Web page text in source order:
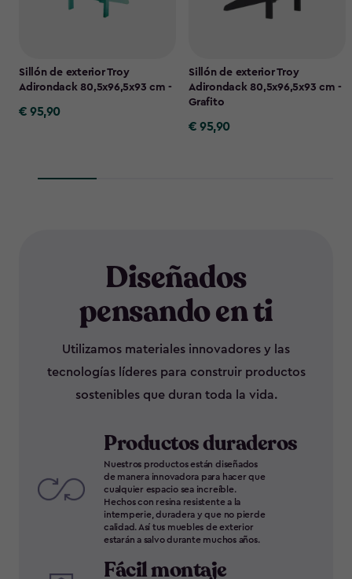
Sillón de exterior Troy
Adirondack 80,5x96,5x93 cm -
€
€ 95,90
Sillón de exterior Troy
Adirondack 80,5x96,5x93 cm -
Grafito
€
€ 95,90
Diseñados
pensando en ti
Utilizamos materiales innovadores y las
tecnologías líderes para construir productos
sostenibles que duran toda la vida.
Productos duraderos
Nuestros productos están diseñados
de manera innovadora para hacer que
cualquier espacio sea increíble.
Hechos con resina resistente a la
intemperie, duradera y que no pierde
calidad. Así tus muebles de exterior
estarán a salvo durante muchos años.
Fácil montaje